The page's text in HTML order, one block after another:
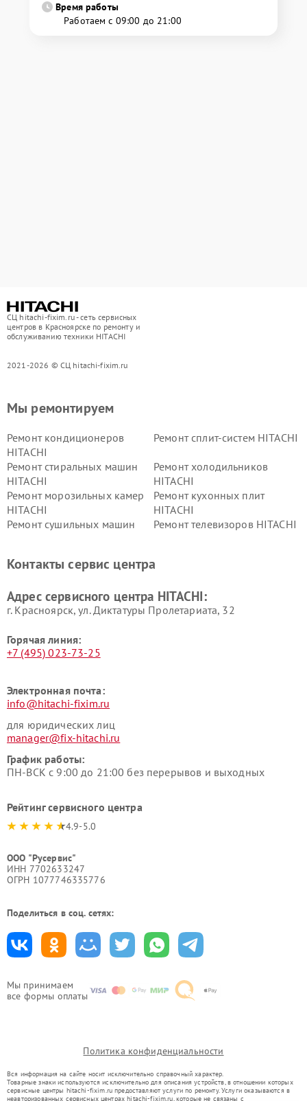
Время работы
Работаем с 09:00 до 21:00
СЦ hitachi-fixim.ru - сеть сервисных
центров в Красноярске по ремонту и
обслуживанию техники HITACHI
2021-2026 © СЦ hitachi-fixim.ru
Мы принимаем
все формы оплаты
Мы ремонтируем
Ремонт кондиционеров
HITACHI
Ремонт сплит-систем HITACHI
Ремонт стиральных машин
HITACHI
Ремонт холодильников
HITACHI
Ремонт морозильных камер
HITACHI
Ремонт кухонных плит
HITACHI
Ремонт сушильных машин
Ремонт телевизоров HITACHI
данных HITACHI
HITACHI
HITACHI
HITACHI
Контакты сервис центра
Адрес сервисного центра HITACHI:
г. Красноярск, ул. Диктатуры Пролетариата, 32
Горячая линия:
+7 (495) 023-73-25
Электронная почта:
info@hitachi-fixim.ru
для юридических лиц
manager@fix-hitachi.ru
График работы:
ПН-ВСК с 9:00 до 21:00 без перерывов и выходных
Рейтинг сервисного центра
4.9-5.0
ООО "Русервис"
ИНН 7702633247
ОГРН 1077746335776
Поделиться в соц. сетях:
Политика конфиденциальности
Вся информация на сайте носит исключительно справочный характер.
Товарные знаки используются исключительно для описания устройств, в отношении которых
сервисные центры hitachi-fixim.ru предоставляют услуги по ремонту. Услуги оказываются в
неавторизованных сервисных центрах hitachi-fixim.ru, которые не связаны с